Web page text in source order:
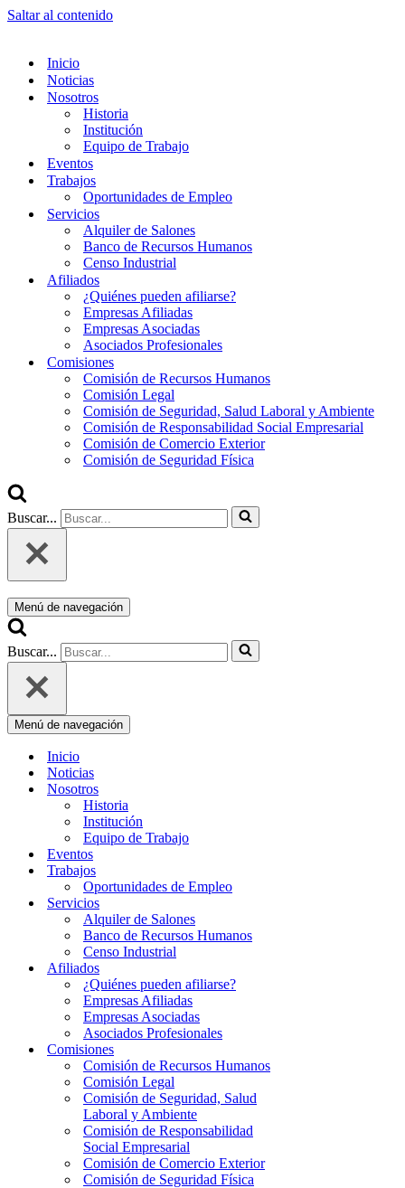
Saltar al contenido
Inicio
Noticias
Nosotros
Historia
Institución
Equipo de Trabajo
Eventos
Trabajos
Oportunidades de Empleo
Servicios
Alquiler de Salones
Banco de Recursos Humanos
Censo Industrial
Afiliados
¿Quiénes pueden afiliarse?
Empresas Afiliadas
Empresas Asociadas
Asociados Profesionales
Comisiones
Comisión de Recursos Humanos
Comisión Legal
Comisión de Seguridad, Salud Laboral y Ambiente
Comisión de Responsabilidad Social Empresarial
Comisión de Comercio Exterior
Comisión de Seguridad Física
Buscar...
Menú de navegación
Buscar...
Menú de navegación
Inicio
Noticias
Nosotros
Historia
Institución
Equipo de Trabajo
Eventos
Trabajos
Oportunidades de Empleo
Servicios
Alquiler de Salones
Banco de Recursos Humanos
Censo Industrial
Afiliados
¿Quiénes pueden afiliarse?
Empresas Afiliadas
Empresas Asociadas
Asociados Profesionales
Comisiones
Comisión de Recursos Humanos
Comisión Legal
Comisión de Seguridad, Salud
Laboral y Ambiente
Comisión de Responsabilidad
Social Empresarial
Comisión de Comercio Exterior
Comisión de Seguridad Física